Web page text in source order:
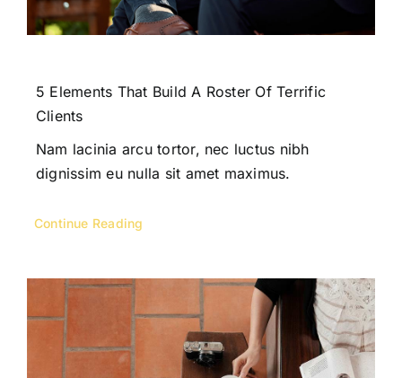
5 Elements That Build A Roster Of Terrific
Clients
Nam lacinia arcu tortor, nec luctus nibh
dignissim eu nulla sit amet maximus.
Continue Reading